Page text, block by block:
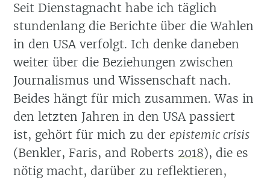
Seit Dienstagnacht habe ich täglich
stundenlang die Berichte über die Wahlen
in den USA verfolgt. Ich denke daneben
weiter über die Beziehungen zwischen
Journalismus und Wissenschaft nach.
Beides hängt für mich zusammen. Was in
den letzten Jahren in den USA passiert
ist, gehört für mich zu der epistemic crisis
(Benkler, Faris, and Roberts 2018), die es
nötig macht, darüber zu reflektieren,